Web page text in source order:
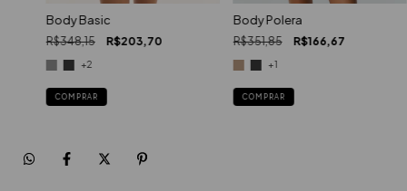
Body Basic
R$348,15 R$203,70
+2
COMPRAR
Body Polera
R$351,85 R$166,67
+1
COMPRAR